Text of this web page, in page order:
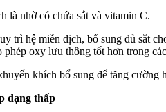
là nhờ có chứa sắt và vitamin C.
trì hệ miễn dịch, bổ sung đủ sắt
phép oxy lưu thông tốt hơn trong
khích bổ sung để tăng cường
dạng thấp